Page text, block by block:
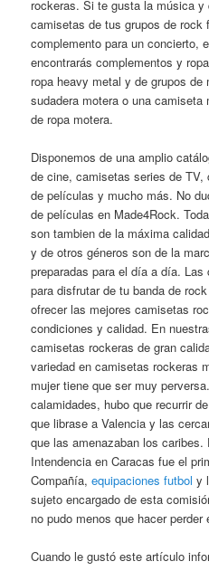
rockeras. Si te gusta la música
camisetas de tus grupos de
complemento para un concierto,
encontrarás complementos y
ropa heavy metal y de grupos
sudadera motera o una
de ropa motera.
Disponemos de una amplio
de cine, camisetas series de
de películas y mucho más. No
de películas en Made4Rock.
son tambien de la máxima
y de otros géneros son de la
preparadas para el día a día.
para disfrutar de tu banda de
ofrecer las mejores camisetas
condiciones y calidad. En
camisetas rockeras de gran
variedad en camisetas rockeras
mujer tiene que ser muy
calamidades, hubo que recurrir
que librase a Valencia y las
que las amenazaban los
Intendencia en Caracas fue el
Compañía,equipaciones futbol y
sujeto encargado de esta
no pudo menos que hacer
Cuando le gustó este artículo